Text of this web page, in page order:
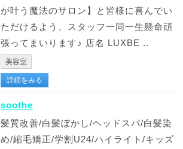
が叶う魔法のサロン】と皆様に喜んでい
ただけるよう、スタッフ一同一生懸命頑
張ってまいります♪ 店名 LUXBE ..
美容室
詳細をみる
soothe
髪質改善/白髪ぼかし/ヘッドスパ/白髪染
め/縮毛矯正/学割U24/ハイライト/キッズ